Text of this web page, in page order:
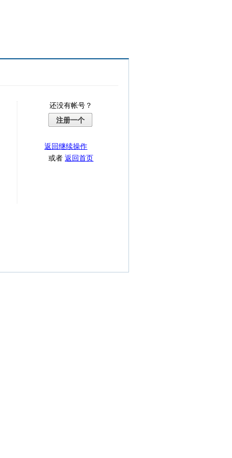
还没有帐号？
注册一个
返回继续操作
或者返回首页